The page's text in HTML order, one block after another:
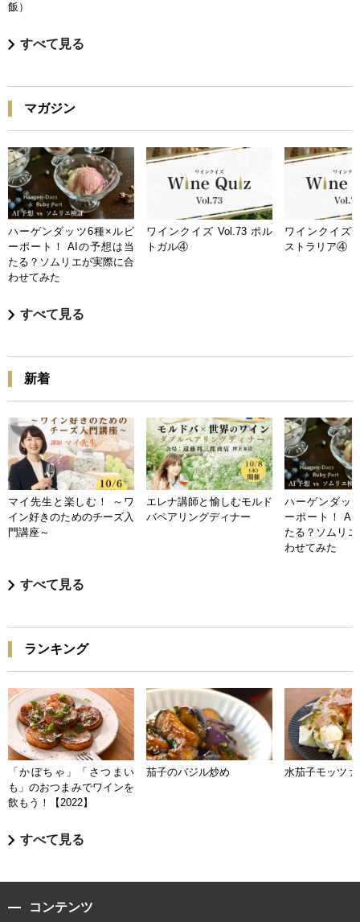
飯）
すべて見る
マガジン
ハーゲンダッツ6種×ルビ
ーポート！ AIの予想は当
たる？ソムリエが実際に合
わせてみた
ワインクイズ Vol.73 ポル
トガル④
ワインクイズ
ストラリア④
すべて見る
新着
マイ先生と楽しむ！ ～ワ
イン好きのためのチーズ入
門講座～
エレナ講師と愉しむモルド
バペアリングディナー
ハーゲンダッ
ーポート！ AI
たる？ソムリ
わせてみた
すべて見る
ランキング
「かぼちゃ」「さつまい
も」のおつまみでワインを
飲もう！【2022】
茄子のバジル炒め 水茄子モッツァ
すべて見る
コンテンツ